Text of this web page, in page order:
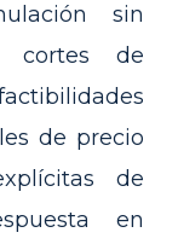
sin
cortes de
de precio
de
en